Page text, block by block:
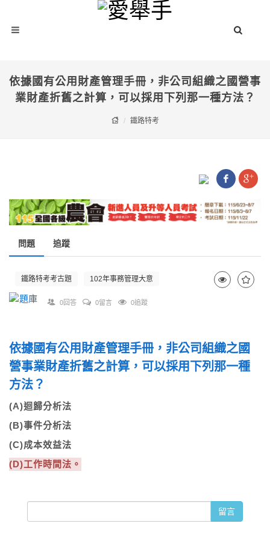
依據國有公用財產管理手冊，非公司組織之國營事
業財產折舊之計算，可以採用下列那一種方法？
鐵路特考
問題 追蹤
鐵路特考考古題 102年事務管理大意
0回答 0留言 0追蹤
依據國有公用財產管理手冊，非公司組織之國
營事業財產折舊之計算，可以採用下列那一種
方法？
(A)迴歸分析法
(B)事件分析法
(C)成本效益法
(D)工作時間法。
留言